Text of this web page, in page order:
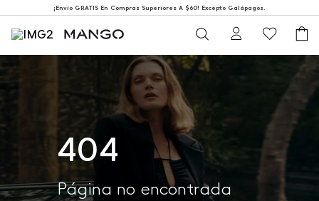
¡Envío GRATIS En Compras Superiores A $60! Excepto Galápagos.
404
Página no encontrada